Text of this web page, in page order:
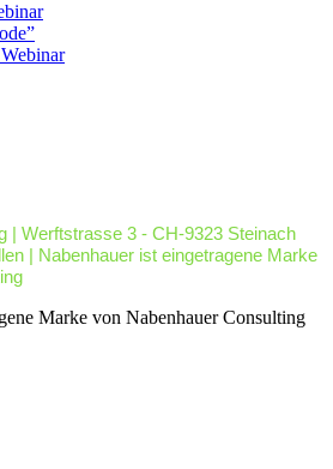
| Werftstrasse 3 - CH-9323 Steinach
| Nabenhauer ist eingetragene Marke
Marke von Nabenhauer Consulting